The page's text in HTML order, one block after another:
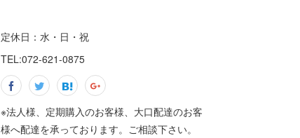
定休日：水・日・祝
TEL:072-621-0875
※法人様、定期購入のお客様、大口配達のお客
様へ配達を承っております。ご相談下さい。